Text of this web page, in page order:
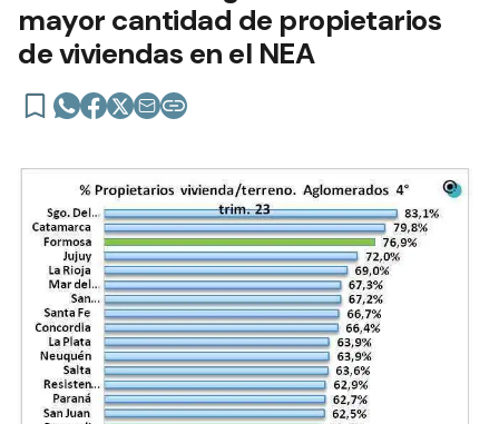
mayor cantidad de propietarios
de viviendas en el NEA